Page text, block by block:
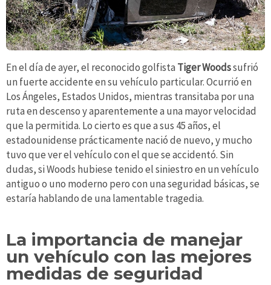
En el día de ayer, el reconocido golfista Tiger Woodssufrió
un fuerte accidente en su vehículo particular. Ocurrió en
Los Ángeles, Estados Unidos, mientras transitaba por una
ruta en descenso y aparentemente a una mayor velocidad
que la permitida. Lo cierto es que a sus 45 años, el
estadounidense prácticamente nació de nuevo, y mucho
tuvo que ver el vehículo con el que se accidentó. Sin
dudas, si Woods hubiese tenido el siniestro en un vehículo
antiguo o uno moderno pero con una seguridad básicas, se
estaría hablando de una lamentable tragedia.
La importancia de manejar
un vehículo con las mejores
medidas de seguridad